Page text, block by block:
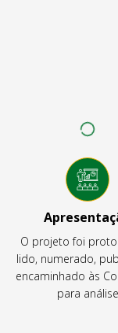
O projeto foi
lido, numerado,
encaminhado às
para análise